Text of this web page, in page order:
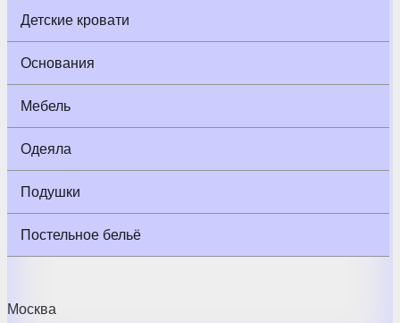
Детские кровати
Основания
Мебель
Одеяла
Подушки
Постельное бельё
Москва